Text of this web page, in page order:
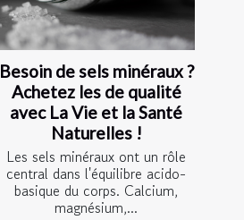
Besoin de sels minéraux ?
Achetez les de qualité
avec La Vie et la Santé
Naturelles !
Les sels minéraux ont un rôle
central dans l'équilibre acido-
basique du corps. Calcium,
magnésium,...